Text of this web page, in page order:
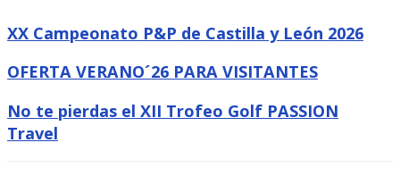
XX Campeonato P&P de Castilla y León 2026
OFERTA VERANO´26 PARA VISITANTES
No te pierdas el XII Trofeo Golf PASSION
Travel